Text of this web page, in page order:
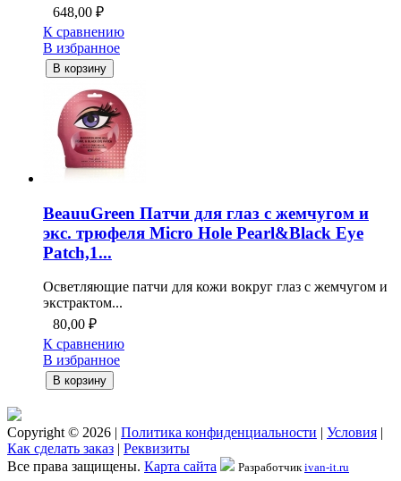
648,00 ₽
К сравнению
В избранное
В корзину
BeauuGreen Патчи для глаз с жемчугом и
экс. трюфеля Micro Hole Pearl&Black Eye
Patch,1...
Осветляющие патчи для кожи вокруг глаз с жемчугом и
экстрактом...
80,00 ₽
К сравнению
В избранное
В корзину
Copyright © 2026 | Политика конфиденциальности Условия
Как сделать заказ
Реквизиты
Все права защищены. Карта сайта Разработчикivan-it.ru